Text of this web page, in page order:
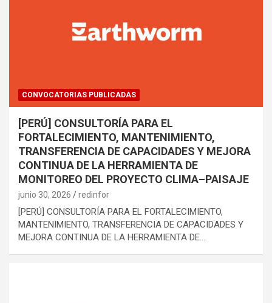
CONVOCATORIAS PUBLICADAS
[PERÚ] CONSULTORÍA PARA EL
FORTALECIMIENTO, MANTENIMIENTO,
TRANSFERENCIA DE CAPACIDADES Y MEJORA
CONTINUA DE LA HERRAMIENTA DE
MONITOREO DEL PROYECTO CLIMA–PAISAJE
junio 30, 2026 redinfor
[PERÚ] CONSULTORÍA PARA EL FORTALECIMIENTO,
MANTENIMIENTO, TRANSFERENCIA DE CAPACIDADES Y
MEJORA CONTINUA DE LA HERRAMIENTA DE…